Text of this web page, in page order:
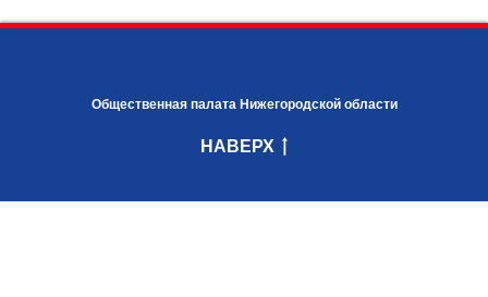
Общественная палата Нижегородской области
НАВЕРХ